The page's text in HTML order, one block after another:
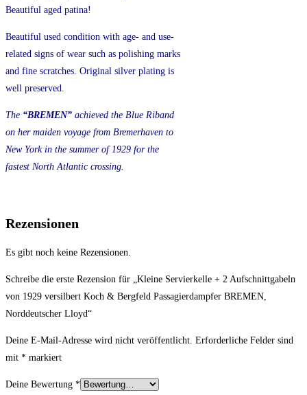
Beautiful aged patina!
Beautiful used condition with age- and use-
related signs of wear such as polishing marks
and fine scratches. Original silver plating is
well preserved.
The “BREMEN” achieved the Blue Riband
on her maiden voyage from Bremerhaven to
New York in the summer of 1929 for the
fastest North Atlantic crossing.
Rezensionen
Es gibt noch keine Rezensionen.
Schreibe die erste Rezension für „Kleine Servierkelle + 2 Aufschnittgabeln
von 1929 versilbert Koch & Bergfeld Passagierdampfer BREMEN,
Norddeutscher Lloyd“
Deine E-Mail-Adresse wird nicht veröffentlicht. Erforderliche Felder sind
mit * markiert
Deine Bewertung *